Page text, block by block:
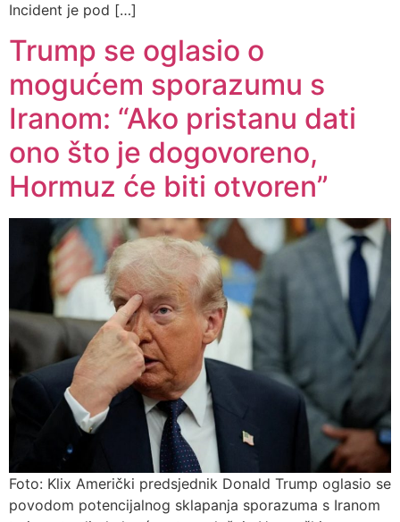
Incident je pod […]
Trump se oglasio o
mogućem sporazumu s
Iranom: “Ako pristanu dati
ono što je dogovoreno,
Hormuz će biti otvoren”
Foto: Klix Američki predsjednik Donald Trump oglasio se
povodom potencijalnog sklapanja sporazuma s Iranom